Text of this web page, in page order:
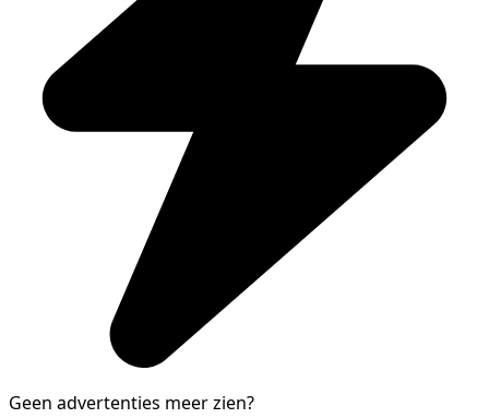
Geen advertenties meer zien?